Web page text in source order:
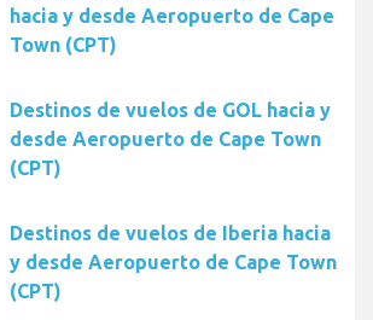
hacia y desde Aeropuerto de Cape
Town (CPT)
Destinos de vuelos de GOL hacia y
desde Aeropuerto de Cape Town
(CPT)
Destinos de vuelos de Iberia hacia
y desde Aeropuerto de Cape Town
(CPT)